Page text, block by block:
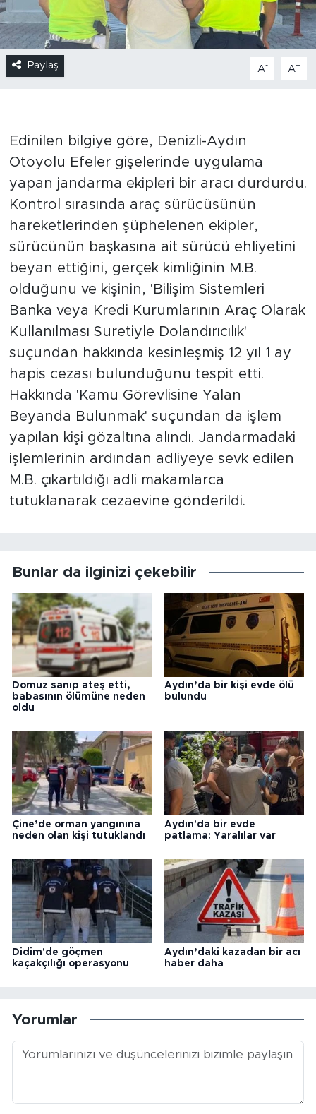
Paylaş A- A+
Edinilen bilgiye göre, Denizli-Aydın
Otoyolu Efeler gişelerinde uygulama
yapan jandarma ekipleri bir aracı durdurdu.
Kontrol sırasında araç sürücüsünün
hareketlerinden şüphelenen ekipler,
sürücünün başkasına ait sürücü ehliyetini
beyan ettiğini, gerçek kimliğinin M.B.
olduğunu ve kişinin, 'Bilişim Sistemleri
Banka veya Kredi Kurumlarının Araç Olarak
Kullanılması Suretiyle Dolandırıcılık'
suçundan hakkında kesinleşmiş 12 yıl 1 ay
hapis cezası bulunduğunu tespit etti.
Hakkında 'Kamu Görevlisine Yalan
Beyanda Bulunmak' suçundan da işlem
yapılan kişi gözaltına alındı. Jandarmadaki
işlemlerinin ardından adliyeye sevk edilen
M.B. çıkartıldığı adli makamlarca
tutuklanarak cezaevine gönderildi.
Bunlar da ilginizi çekebilir
Domuz sanıp ateş etti,
babasının ölümüne neden
oldu
Aydın’da bir kişi evde ölü
bulundu
Çine’de orman yangınına
neden olan kişi tutuklandı
Aydın'da bir evde
patlama: Yaralılar var
Didim'de göçmen
kaçakçılığı operasyonu
Aydın’daki kazadan bir acı
haber daha
Yorumlar